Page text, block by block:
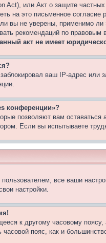
Act), или Акт о защите
на это письменное
вы не уверены, применимо
рекомендаций по
акт не имеет
ваш IP-адрес или
конференции»?
позволяют вам
Если вы испытываете
все ваши
настройки.
к другому часовому
пояс, как и